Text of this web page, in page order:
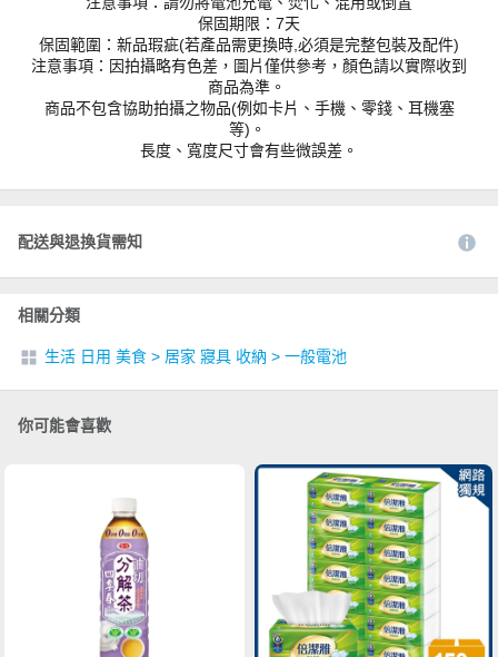
保固期限：7天
保固範圍：新品瑕疵(若產品需更換時,必須是完整包裝及配件)
注意事項：因拍攝略有色差，圖片僅供參考，顏色請以實際收到
商品為準。
商品不包含協助拍攝之物品(例如卡片、手機、零錢、耳機塞
等)。
長度、寬度尺寸會有些微誤差。
配送與退換貨需知
相關分類
生活 日用 美食 > 居家 寢具 收納 > 一般電池
你可能會喜歡